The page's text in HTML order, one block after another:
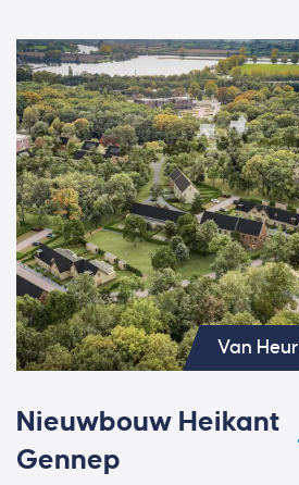
Van Heur
Nieuwbouw Heikant
Gennep